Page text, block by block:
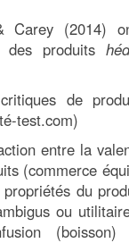
Carey (2014)
produits
de
test.com)
entre la
(commerce
du
ou